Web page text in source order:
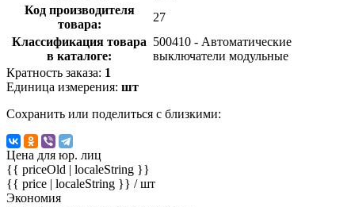
Код производителя
товара:
27
Классификация товара
в каталоге:
500410 - Автоматические
выключатели модульные
Кратность заказа: 1
Единица измерения: шт
Сохранить или поделиться с близкими:
Цена для юр. лиц
{{ priceOld | localeString }}
{{ price | localeString }} / шт
Экономия